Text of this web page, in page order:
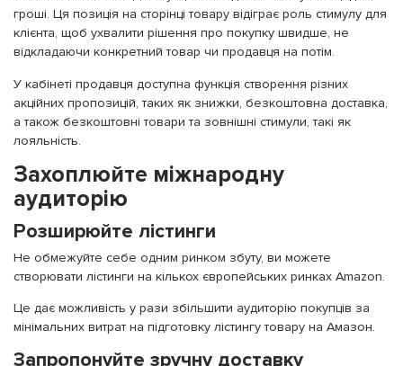
гроші. Ця позиція на сторінці товару відіграє роль стимулу для
клієнта, щоб ухвалити рішення про покупку швидше, не
відкладаючи конкретний товар чи продавця на потім.
У кабінеті продавця доступна функція створення різних
акційних пропозицій, таких як знижки, безкоштовна доставка,
а також безкоштовні товари та зовнішні стимули, такі як
лояльність.
Захоплюйте міжнародну
аудиторію
Розширюйте лістинги
Не обмежуйте себе одним ринком збуту, ви можете
створювати лістинги на кількох європейських ринках Amazon.
Це дає можливість у рази збільшити аудиторію покупців за
мінімальних витрат на підготовку лістингу товару на Амазон.
Запропонуйте зручну доставку